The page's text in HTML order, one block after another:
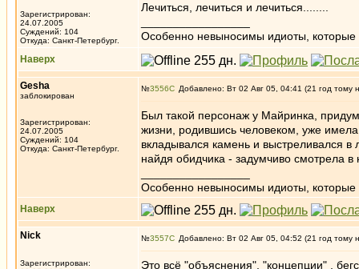
Зарегистрирован:
24.07.2005
Суждений: 104
Откуда: Санкт-Петербург.
Лечиться, лечиться и лечиться........
Особенно невыносимы идиоты, которые
Наверх
Gesha
заблокирован
Зарегистрирован:
24.07.2005
Суждений: 104
Откуда: Санкт-Петербург.
№3556 Добавлено: Вт 02 Авг 05, 04:41 (21 год тому
Был такой персонаж у Майринка,
жизни, родившись человеком, уже
вкладывался камень и выстреливался
найдя обидчика - задумчиво смотрела
Особенно невыносимы идиоты, которые
Наверх
Nick
Зарегистрирован:
№3557 Добавлено: Вт 02 Авг 05, 04:52 (21 год тому
Это всё "объяснения", "концепции" ,